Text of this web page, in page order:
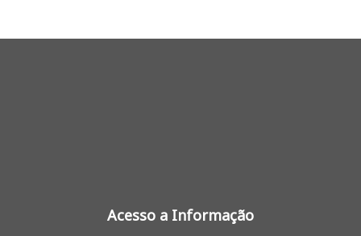
Acesso a Informação